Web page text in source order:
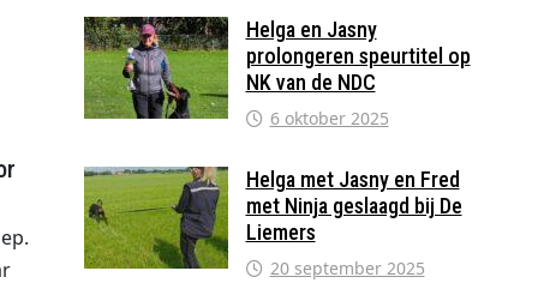
Helga en Jasny
prolongeren speurtitel op
NK van de NDC
6 oktober 2025
Helga met Jasny en Fred
met Ninja geslaagd bij De
Liemers
20 september 2025